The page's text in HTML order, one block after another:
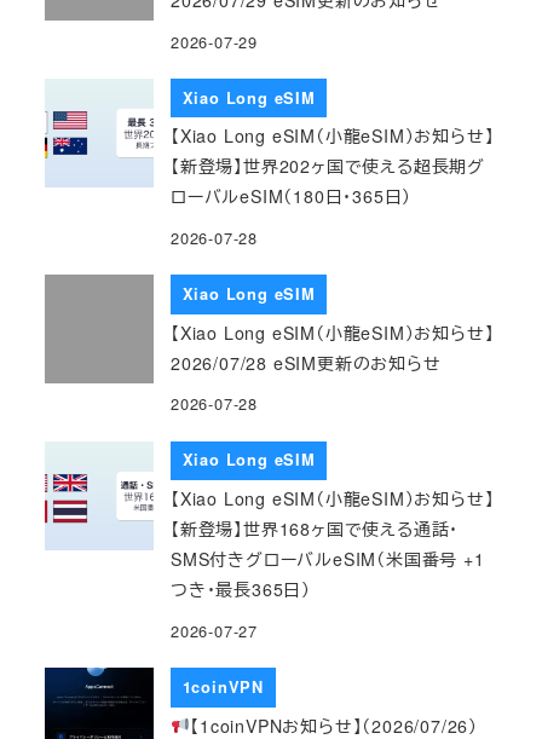
2026-07-29
Xiao Long eSIM
【Xiao Long eSIM（小龍eSIM）お知らせ】
【新登場】世界202ヶ国で使える超長期グ
ローバルeSIM（180日・365日）
2026-07-28
Xiao Long eSIM
【Xiao Long eSIM（小龍eSIM）お知らせ】
2026/07/28 eSIM更新のお知らせ
2026-07-28
Xiao Long eSIM
【Xiao Long eSIM（小龍eSIM）お知らせ】
【新登場】世界168ヶ国で使える通話・
SMS付きグローバルeSIM（米国番号 +1
つき・最長365日）
2026-07-27
1coinVPN
【1coinVPNお知らせ】（2026/07/26）